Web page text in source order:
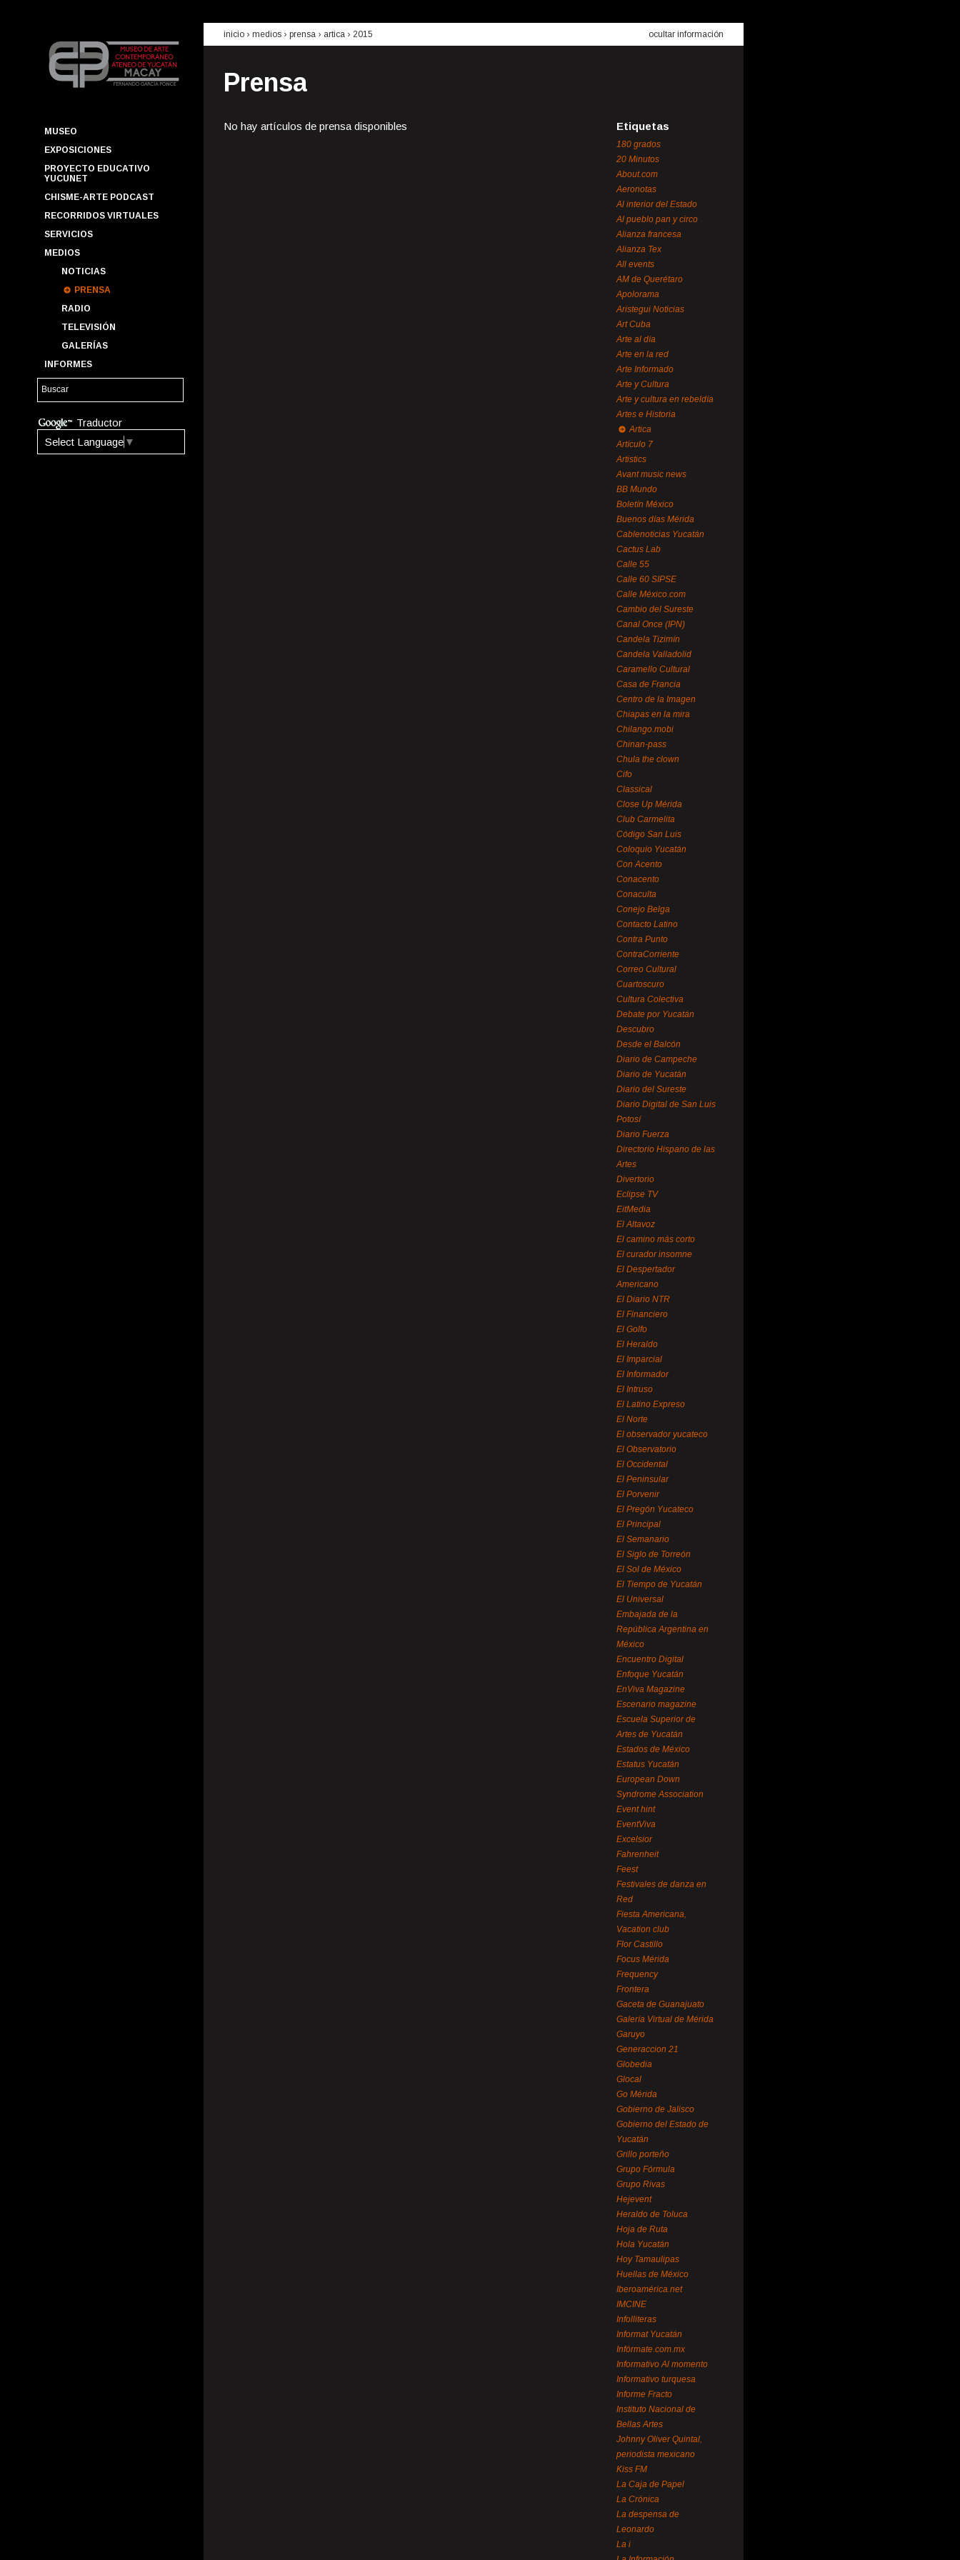
MUSEO
EXPOSICIONES
PROYECTO EDUCATIVO
YUCUNET
CHISME-ARTE PODCAST
RECORRIDOS VIRTUALES
SERVICIOS
MEDIOS
NOTICIAS
PRENSA
RADIO
TELEVISIÓN
GALERÍAS
INFORMES
Traductor
Select Language ▼
inicio › medios › prensa › artica › 2015 ocultar información
Prensa
No hay artículos de prensa disponibles Etiquetas
180 grados
20 Minutos
About.com
Aeronotas
Al interior del Estado
Al pueblo pan y circo
Alianza francesa
Alianza Tex
All events
AM de Querétaro
Apolorama
Aristegui Noticias
Art Cuba
Arte al día
Arte en la red
Arte Informado
Arte y Cultura
Arte y cultura en rebeldía
Artes e Historia
Artica
Artículo 7
Artistics
Avant music news
BB Mundo
Boletín México
Buenos días Mérida
Cablenoticias Yucatán
Cactus Lab
Calle 55
Calle 60 SIPSE
Calle México.com
Cambio del Sureste
Canal Once (IPN)
Candela Tizimín
Candela Valladolid
Caramello Cultural
Casa de Francia
Centro de la Imagen
Chiapas en la mira
Chilango.mobi
Chinan-pass
Chula the clown
Cifo
Classical
Close Up Mérida
Club Carmelita
Código San Luis
Coloquio Yucatán
Con Acento
Conacento
Conaculta
Conejo Belga
Contacto Latino
Contra Punto
ContraCorriente
Correo Cultural
Cuartoscuro
Cultura Colectiva
Debate por Yucatán
Descubro
Desde el Balcón
Diario de Campeche
Diario de Yucatán
Diario del Sureste
Diario Digital de San Luis
Potosí
Diario Fuerza
Directorio Hispano de las
Artes
Divertorio
Eclipse TV
EitMedia
El Altavoz
El camino más corto
El curador insomne
El Despertador
Americano
El Diario NTR
El Financiero
El Golfo
El Heraldo
El Imparcial
El Informador
El Intruso
El Latino Expreso
El Norte
El observador yucateco
El Observatorio
El Occidental
El Peninsular
El Porvenir
El Pregón Yucateco
El Principal
El Semanario
El Siglo de Torreón
El Sol de México
El Tiempo de Yucatán
El Universal
Embajada de la
República Argentina en
México
Encuentro Digital
Enfoque Yucatán
EnViva Magazine
Escenario magazine
Escuela Superior de
Artes de Yucatán
Estados de México
Estatus Yucatán
European Down
Syndrome Association
Event hint
EventViva
Excelsior
Fahrenheit
Feest
Festivales de danza en
Red
Fiesta Americana,
Vacation club
Flor Castillo
Focus Mérida
Frequency
Frontera
Gaceta de Guanajuato
Galería Virtual de Mérida
Garuyo
Generaccion 21
Globedia
Glocal
Go Mérida
Gobierno de Jalisco
Gobierno del Estado de
Yucatán
Grillo porteño
Grupo Fórmula
Grupo Rivas
Hejevent
Heraldo de Toluca
Hoja de Ruta
Hola Yucatán
Hoy Tamaulipas
Huellas de México
Iberoamérica.net
IMCINE
Infolliteras
Informat Yucatán
Infórmate.com.mx
Informativo Al momento
Informativo turquesa
Informe Fracto
Instituto Nacional de
Bellas Artes
Johnny Oliver Quintal,
periodista mexicano
Kiss FM
La Caja de Papel
La Crónica
La despensa de
Leonardo
La i